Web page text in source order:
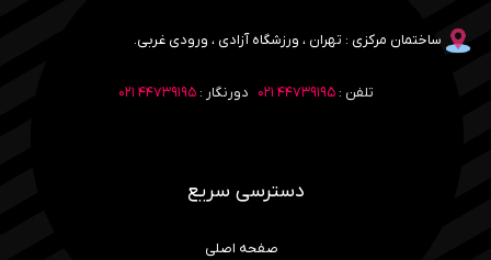
ساختمان مرکزی : تهران ، ورزشگاه آزادی ، ورودی غربی.
تلفن :۴۴۷۳۹۱۹۵ ۰۲۱ دورنگار :۴۴۷۳۹۱۹۵ ۰۲۱
دسترسی سریع
صفحه اصلی